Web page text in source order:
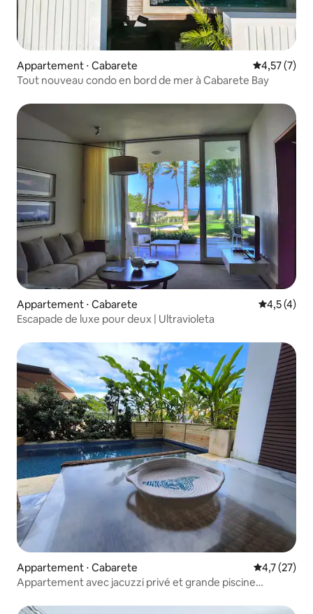
Appartement ⋅ Cabarete Évaluation
4,57 (7)
Tout nouveau condo en bord de mer à Cabarete Bay
Appartement ⋅ Cabarete Évaluation
4,5 (4)
Escapade de luxe pour deux | Ultravioleta
Appartement ⋅ Cabarete Évaluation
4,7 (27)
Appartement avec jacuzzi privé et grande piscine